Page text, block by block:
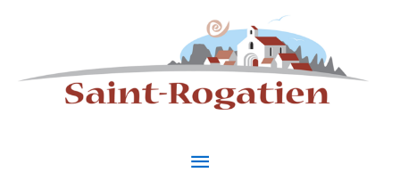
MENU